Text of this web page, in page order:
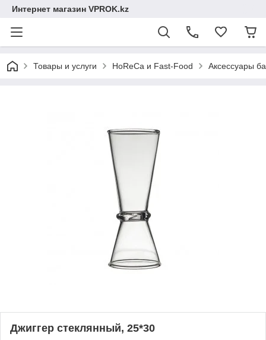
Интернет магазин VPROK.kz
Товары и услуги HoReCa и Fast-Food Аксессуары
Джиггер стеклянный, 25*30